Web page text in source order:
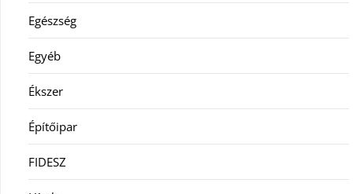
Egészség
Egyéb
Ékszer
Építőipar
FIDESZ